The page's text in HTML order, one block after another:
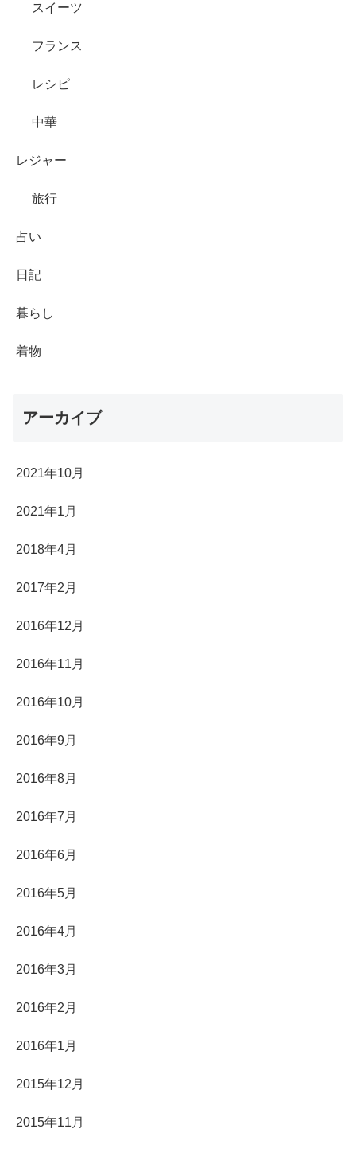
スイーツ
フランス
レシピ
中華
レジャー
旅行
占い
日記
暮らし
着物
アーカイブ
2021年10月
2021年1月
2018年4月
2017年2月
2016年12月
2016年11月
2016年10月
2016年9月
2016年8月
2016年7月
2016年6月
2016年5月
2016年4月
2016年3月
2016年2月
2016年1月
2015年12月
2015年11月